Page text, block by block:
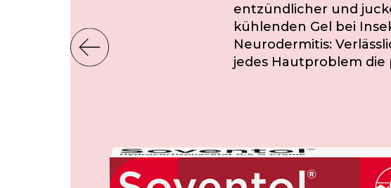
entzündlicher und
kühlenden Gel bei
Neurodermitis:
jedes Hautproblem die